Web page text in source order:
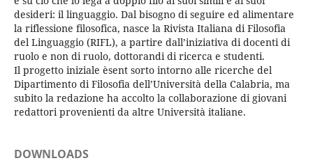
desideri: il linguaggio. Dal bisogno di seguire ed alimentare
la riflessione filosofica, nasce la Rivista Italiana di Filosofia
del Linguaggio (RIFL), a partire dall’iniziativa di docenti di
ruolo e non di ruolo, dottorandi di ricerca e studenti.
Il progetto iniziale èsent sorto intorno alle ricerche del
Dipartimento di Filosofia dell’Università della Calabria, ma
subito la redazione ha accolto la collaborazione di giovani
redattori provenienti da altre Università italiane.
DOWNLOADS